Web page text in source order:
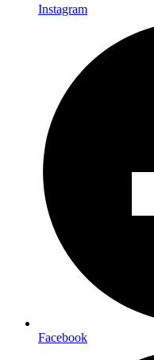
Instagram
Facebook